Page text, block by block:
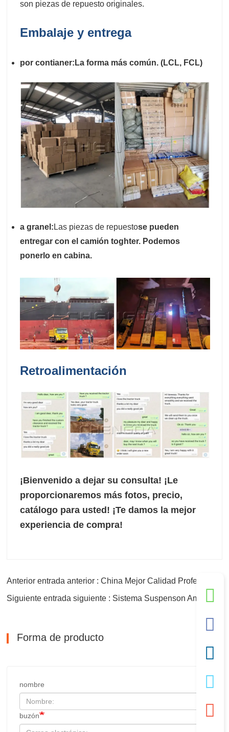
son piezas de repuesto originales.
Embalaje y entrega
por contianer:La forma más común. (LCL, FCL)
a granel: Las piezas de repuestose pueden
entregar con el camión toghter. Podemos
ponerlo en cabina.
Retroalimentación
¡Bienvenido a dejar su consulta! ¡Le
proporcionaremos más fotos, precio,
catálogo para usted! ¡Te damos la mejor
experiencia de compra!
Forma de producto
nombre
buzón